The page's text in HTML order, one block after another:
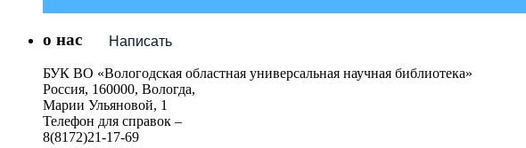
Написать
о нас
БУК ВО «Вологодская областная универсальная научная библиотека»
Россия, 160000, Вологда,
Марии Ульяновой, 1
Телефон для справок –
8(8172)21-17-69